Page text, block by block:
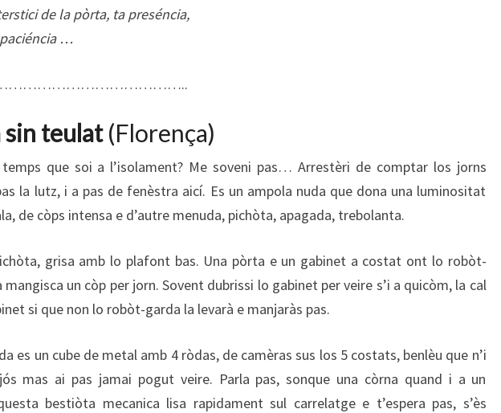
de la pòrta, ta preséncia,
…
sin teulat(Florença)
que soi a l’isolament? Me soveni pas… Arrestèri de comptar los jorns
la lutz, i a pas de fenèstra aicí. Es un ampola nuda que dona una luminositat
de còps intensa e d’autre menuda, pichòta, apagada, trebolanta.
grisa amb lo plafont bas. Una pòrta e un gabinet a costat ont lo robòt-
un còp per jorn. Sovent dubrissi lo gabinet per veire s’i a quicòm, la cal
si que non lo robòt-garda la levarà e manjaràs pas.
es un cube de metal amb 4 ròdas, de camèras sus los 5 costats, benlèu que n’i
mas ai pas jamai pogut veire. Parla pas, sonque una còrna quand i a un
bestiòta mecanica lisa rapidament sul carrelatge e t’espera pas, s’ès